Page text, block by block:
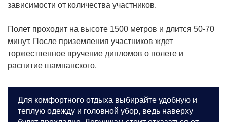
зависимости от количества участников.
Полет проходит на высоте 1500 метров и длится 50-70
минут. После приземления участников ждет
торжественное вручение дипломов о полете и
распитие шампанского.
Для комфортного отдыха выбирайте удобную и
теплую одежду и головной убор, ведь наверху